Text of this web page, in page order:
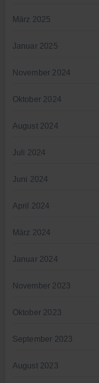
März 2025
Januar 2025
November 2024
Oktober 2024
August 2024
Juli 2024
Juni 2024
April 2024
März 2024
Januar 2024
November 2023
Oktober 2023
September 2023
August 2023